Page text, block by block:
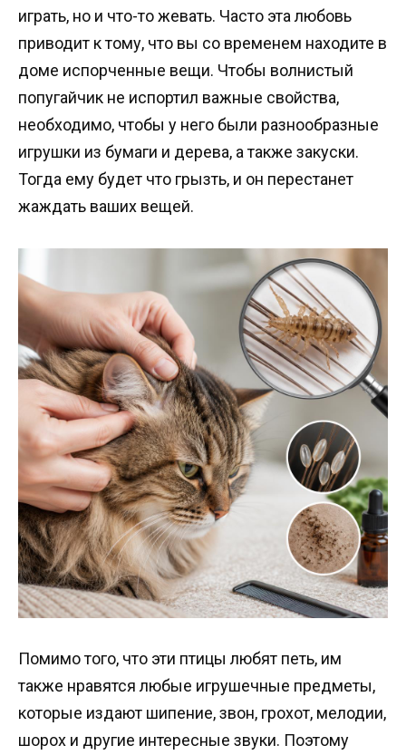
играть, но и что-то жевать. Часто эта любовь
приводит к тому, что вы со временем находите в
доме испорченные вещи. Чтобы волнистый
попугайчик не испортил важные свойства,
необходимо, чтобы у него были разнообразные
игрушки из бумаги и дерева, а также закуски.
Тогда ему будет что грызть, и он перестанет
жаждать ваших вещей.
Помимо того, что эти птицы любят петь, им
также нравятся любые игрушечные предметы,
которые издают шипение, звон, грохот, мелодии,
шорох и другие интересные звуки. Поэтому